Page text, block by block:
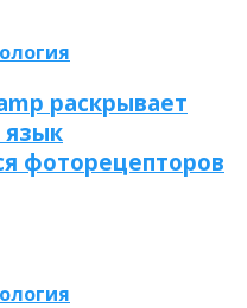
раскрывает
язык
фоторецепторов